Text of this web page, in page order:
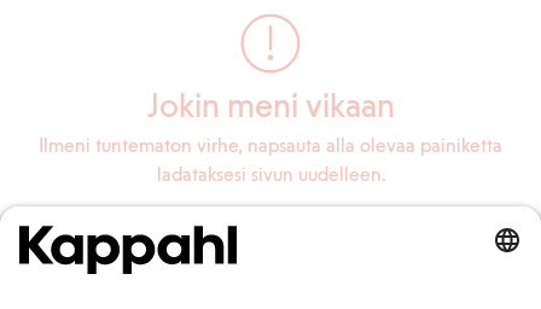
Jokin meni vikaan
Ilmeni tuntematon virhe, napsauta alla olevaa painiketta
ladataksesi sivun uudelleen.
Lataa sivu uudelleen